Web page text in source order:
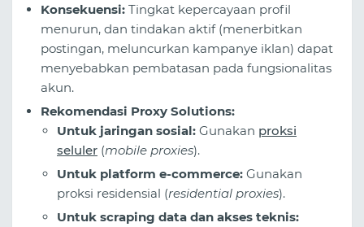
Konsekuensi: Tingkat kepercayaan profil
menurun, dan tindakan aktif (menerbitkan
postingan, meluncurkan kampanye iklan) dapat
menyebabkan pembatasan pada fungsionalitas
akun.
Rekomendasi Proxy Solutions:
Untuk jaringan sosial: Gunakan proksi
seluler (mobile proxies).
Untuk platform e-commerce: Gunakan
proksi residensial (residential proxies).
Untuk scraping data dan akses teknis: